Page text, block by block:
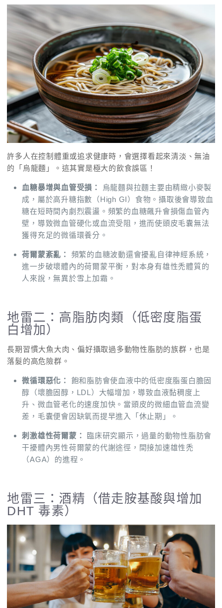
許多人在控制體重或追求健康時，會選擇看起來清淡、無油
的「烏龍麵」。這其實是極大的飲食誤區！
血糖暴增與血管受損：
烏龍麵與拉麵主要由精緻小麥製
成，屬於高升糖指數（High GI）食物。攝取後會導致血
糖在短時間內劇烈震盪。頻繁的血糖飆升會損傷血管內
壁，導致微血管硬化或血流受阻，進而使頭皮毛囊無法
獲得充足的微循環養分。
荷爾蒙紊亂：
頻繁的血糖波動還會擾亂自律神經系統，
進一步破壞體內的荷爾蒙平衡，對本身有雄性禿體質的
人來說，無異於雪上加霜。
地雷二：高脂肪肉類（低密度脂蛋
白增加）
長期習慣大魚大肉、偏好攝取過多動物性脂肪的族群，也是
落髮的高危險群。
微循環惡化：
飽和脂肪會使血液中的低密度脂蛋白膽固
醇（壞膽固醇，LDL）大幅增加，導致血液黏稠度上
升、微血管老化的速度加快。當頭皮的微細血管血流變
差，毛囊便會因缺氧而提早進入「休止期」。
刺激雄性荷爾蒙：
臨床研究顯示，過量的動物性脂肪會
干擾體內男性荷爾蒙的代謝途徑，間接加速雄性禿
（AGA）的進程。
地雷三：酒精（借走胺基酸與增加
DHT 毒素）